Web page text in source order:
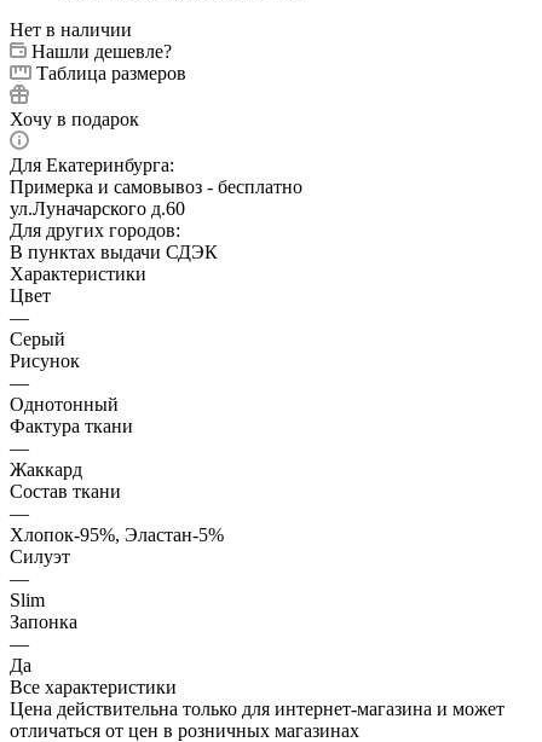
Нет в наличии
Нашли дешевле?
Таблица размеров
Хочу в подарок
Для Екатеринбурга:
Примерка и самовывоз - бесплатно
ул.Луначарского д.60
Для других городов:
В пунктах выдачи СДЭК
Характеристики
Цвет
—
Серый
Рисунок
—
Однотонный
Фактура ткани
—
Жаккард
Состав ткани
—
Хлопок-95%, Эластан-5%
Силуэт
—
Slim
Запонка
—
Да
Все характеристики
Цена действительна только для интернет-магазина и может
отличаться от цен в розничных магазинах